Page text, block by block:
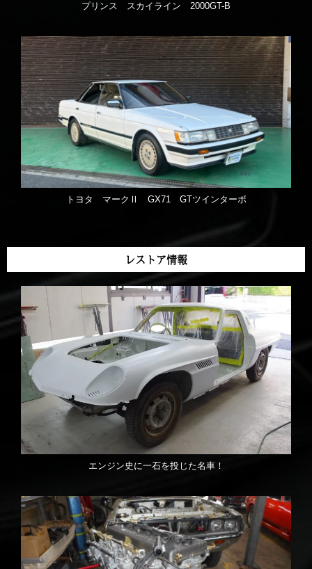
プリンス スカイライン 2000GT-B
トヨタ マークⅡ GX71 GTツインターボ
レストア情報
エンジン史に一石を投じた名車！